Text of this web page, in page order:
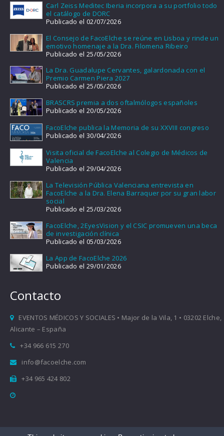
Carl Zeiss Meditec Iberia incorpora a su portfolio todo
el catálogo de DORC
Publicado el 02/07/2026
El Consejo de FacoElche se reúne en Lisboa y rinde un
emotivo homenaje a la Dra. Filomena Ribeiro
Publicado el 25/05/2026
La Dra. Guadalupe Cervantes, galardonada con el
Premio Carmen Piera 2027
Publicado el 25/05/2026
BRASCRS premia a dos oftalmólogos españoles
Publicado el 20/05/2026
FacoElche publica la Memoria de su XXVIII congreso
Publicado el 30/04/2026
Visita oficial de FacoElche al Colegio de Médicos de
Valencia
Publicado el 29/04/2026
La Televisión Pública Valenciana entrevista en
FacoElche a la Dra. Elena Barraquer por su gran labor
social
Publicado el 25/03/2026
FacoElche, 2EyesVision y el CSIC promueven una beca
de investigación clínica
Publicado el 05/03/2026
La App de FacoElche 2026
Publicado el 29/01/2026
Contacto
EVENTOS MÉDICOS Y SOCIALES • Major de la Vila, 1 • 03202 Elche,
Alicante – España
+34 966 615 270
info@facoelche.com
+34 965 424 802